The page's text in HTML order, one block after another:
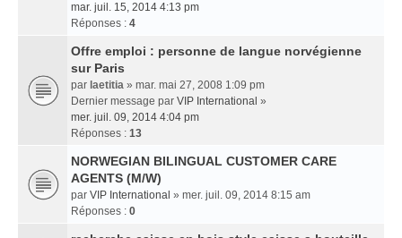
mar. juil. 15, 2014 4:13 pm
Réponses : 4
Offre emploi : personne de langue norvégienne
sur Paris
par laetitia » mar. mai 27, 2008 1:09 pm
Dernier message par VIP International »
mer. juil. 09, 2014 4:04 pm
Réponses : 13
NORWEGIAN BILINGUAL CUSTOMER CARE
AGENTS (M/W)
par VIP International » mer. juil. 09, 2014 8:15 am
Réponses : 0